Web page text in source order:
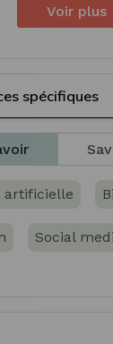
Voir plus
spécifiques
artificielle
Social